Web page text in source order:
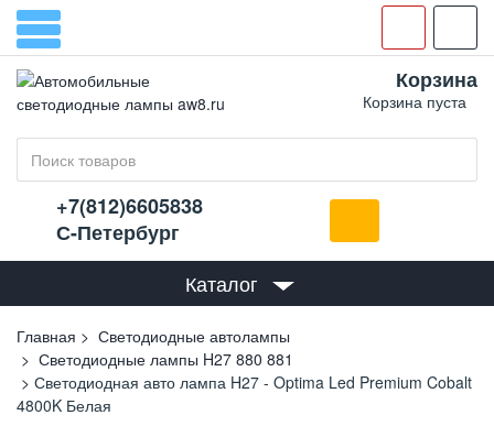
Корзина
Корзина пуста
+7(812)6605838
С-Петербург
Каталог
Главная
Светодиодные автолампы
Светодиодные лампы H27 880 881
Светодиодная авто лампа H27 - Optima Led Premium Cobalt
4800K Белая